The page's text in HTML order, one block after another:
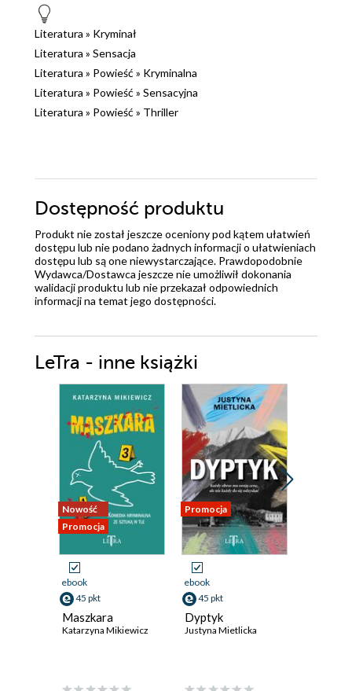
chciałoby się to wszystko zobaczyć na własne oczy i
osobiście zanurzyć w niezwykłej atmosferze
opisywanego miejsca. Fabuła kryje w sobie wiele
niespodzianek i zaskakujących zwrotów akcji.
Mroczne sekrety, ukryta symbolika, miasto z pięknymi
uliczkami, ale i siecią podziemnych tuneli powstałych
w średniowiecznych czasach, rzeźba z tajemniczymi
najstarszego uniwersytetu w Europie (założonego w
1088r.), tajne bractwa i walka dobra ze złem. Oto co
w wielkim skrócie serwuje nam Greg Krupa w swoim
najnowszym kryminale. Śmiem twierdzić, iż ta książka
jest lepsza od poprzedniczki. Autor się rozwija i coraz
wyżej stawia sobie poprzeczkę.
Literatura » Kryminał
Literatura » Sensacja
Literatura » Powieść » Kryminalna
Literatura » Powieść » Sensacyjna
Literatura » Powieść » Thriller
Dostępność produktu
Produkt nie został jeszcze oceniony pod kątem ułatwień
dostępu lub nie podano żadnych informacji o ułatwieniach
dostępu lub są one niewystarczające. Prawdopodobnie
Wydawca/Dostawca jeszcze nie umożliwił dokonania
walidacji produktu lub nie przekazał odpowiednich
informacji na temat jego dostępności.
LeTra - inne książki
Nowość
Promocja
ebook
45 pkt
Maszkara
Katarzyna Mikiewicz
Promocja
ebook
45 pkt
Dyptyk
Justyna Mietlicka